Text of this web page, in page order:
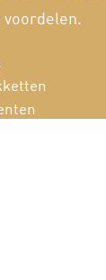
voordelen.